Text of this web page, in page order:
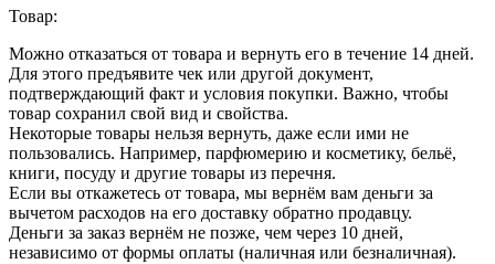
Товар:
Можно отказаться от товара и вернуть его в течение 14 дней.
Для этого предъявите чек или другой документ,
подтверждающий факт и условия покупки. Важно, чтобы
товар сохранил свой вид и свойства.
Некоторые товары нельзя вернуть, даже если ими не
пользовались. Например, парфюмерию и косметику, бельё,
книги, посуду и другие товары из перечня.
Если вы откажетесь от товара, мы вернём вам деньги за
вычетом расходов на его доставку обратно продавцу.
Деньги за заказ вернём не позже, чем через 10 дней,
независимо от формы оплаты (наличная или безналичная).